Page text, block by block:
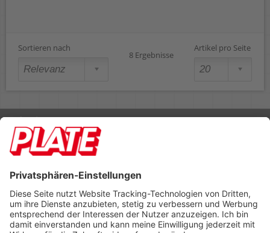
Sortieren nach
8 Ergebnisse
Artikel pro Seite
Rufen Sie uns an 04298 401-0
Lieferbedingungen Impressum
Footer anzeigen
PLATE Büromaterial Vertriebs GmbH